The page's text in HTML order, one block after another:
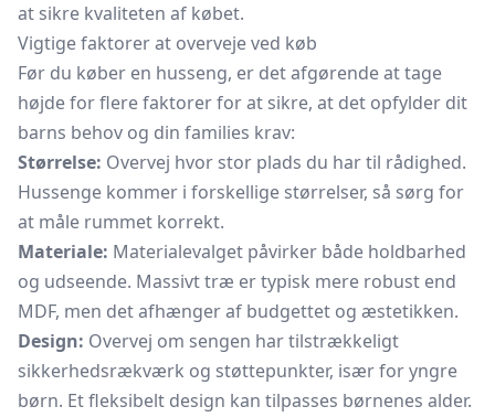
at sikre kvaliteten af købet.
Vigtige faktorer at overveje ved køb
Før du køber en husseng, er det afgørende at tage
højde for flere faktorer for at sikre, at det opfylder dit
barns behov og din families krav:
Størrelse: Overvej hvor stor plads du har til rådighed.
Hussenge kommer i forskellige størrelser, så sørg for
at måle rummet korrekt.
Materiale: Materialevalget påvirker både holdbarhed
og udseende. Massivt træ er typisk mere robust end
MDF, men det afhænger af budgettet og æstetikken.
Design: Overvej om sengen har tilstrækkeligt
sikkerhedsrækværk og støttepunkter, især for yngre
børn. Et fleksibelt design kan tilpasses børnenes alder.